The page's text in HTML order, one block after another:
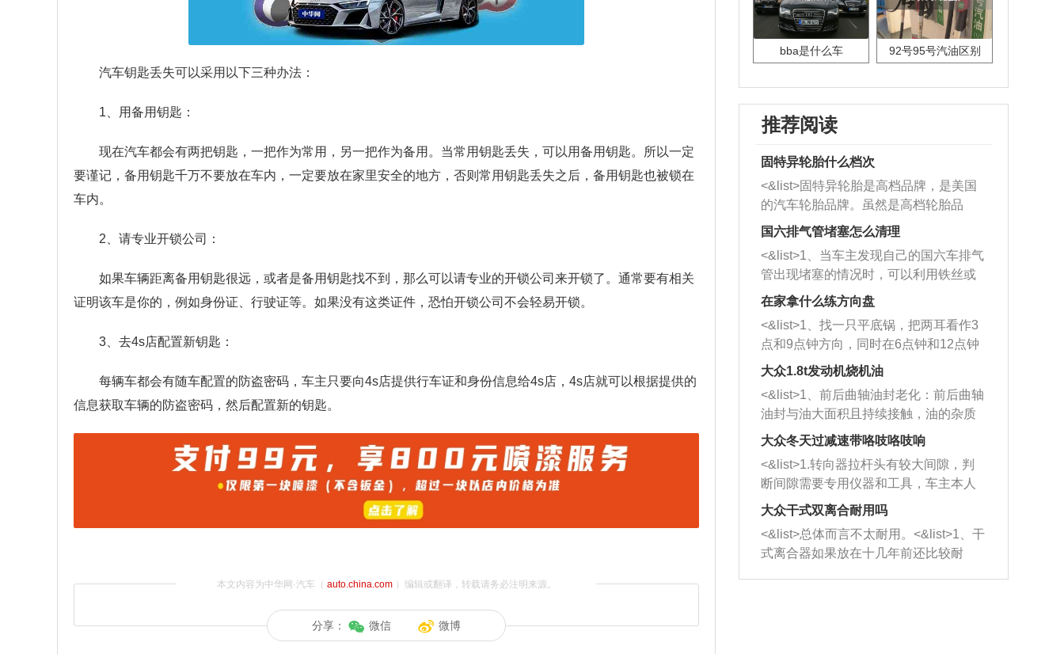
汽车钥匙丢失可以采用以下三种办法：
1、用备用钥匙：
现在汽车都会有两把钥匙，一把作为常用，另一把作为备用。当常用钥匙丢失，可以用备用钥匙。所以一定
要谨记，备用钥匙千万不要放在车内，一定要放在家里安全的地方，否则常用钥匙丢失之后，备用钥匙也被锁在
车内。
2、请专业开锁公司：
如果车辆距离备用钥匙很远，或者是备用钥匙找不到，那么可以请专业的开锁公司来开锁了。通常要有相关
证明该车是你的，例如身份证、行驶证等。如果没有这类证件，恐怕开锁公司不会轻易开锁。
3、去4s店配置新钥匙：
每辆车都会有随车配置的防盗密码，车主只要向4s店提供行车证和身份信息给4s店，4s店就可以根据提供的
信息获取车辆的防盗密码，然后配置新的钥匙。
本文内容为中华网·汽车（ auto.china.com）编辑或翻译，转载请务必注明来源。
分享： 微信 微博
bba是什么车 92号95号汽油区别
推荐阅读
固特异轮胎什么档次
<&list>固特异轮胎是高档品牌，是美国
的汽车轮胎品牌。虽然是高档轮胎品
牌，但是中高低端的轮胎都有生产，这
也是为了更好的开拓市场。
国六排气管堵塞怎么清理
<&list>1、当车主发现自己的国六车排气
管出现堵塞的情况时，可以利用铁丝或
者是细棍，直接将杂物给取出来，如果
堵塞情况比较严重，也可以采取应急措
施。 <&list>2、直接利用木棍将所有的
杂物推到排气管里面的位置处，然后将
三元催化器拆解开，就可以将堵塞的东
西取出来。但如果是因为积碳过多引起
的堵塞，就需要将三元催化器泡在草酸
洗剂对堵塞的情况得到解决，将清洗剂
放在燃油箱中，与燃油混合后，车辆启
动时，就可以和汽油一起进入到燃烧
室，最后形成废气排出，就可以让三元
催化器得到清洗，排气管堵塞的情况就
能够得到解决。
在家拿什么练方向盘
<&list>1、找一只平底锅，把两耳看作3
点和9点钟方向，同时在6点钟和12点钟
方向做一个标记。 <&list>2、双手握住
一圈半的练习，往右同样也要打相同的
圈数。 <&list>3、最后强调要反复练
习，这样就可以形成肌肉记忆，在真实
驾驶车辆时，不需要记忆也能打好方
向。
大众1.8t发动机烧机油
<&list>1、前后曲轴油封老化：前后曲轴
油封与油大面积且持续接触，油的杂质
和发动机内持续温度变化使其密封效果
逐渐减弱，导致渗油或漏油。<&list>2、
活塞间隙过大：积碳会使活塞环与缸体
的间隙扩大，导致机油流入燃烧室中，
造成烧机油。<&list>3、机油粘度。使用
机油粘度过小的话，同样会有烧机油现
象，机油粘度过小具有很好的流动性，
大众冬天过减速带咯吱咯吱响
<&list>1.转向器拉杆头有较大间隙，判
断间隙需要专用仪器和工具，车主本人
无法制作，需要将车辆送到修理厂或4s
店；<&list>2.车辆半轴套管防尘罩破
裂，破裂后会出现漏油现象，使半轴磨
损严重，磨损的半轴容易损坏，产生异
响；<&list>3.稳定器的转向胶套和球头
大众干式双离合耐用吗
<&list>总体而言不太耐用。<&list>1、干
式离合器如果放在十几年前还比较耐